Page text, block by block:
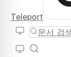
Teleport
문서 검